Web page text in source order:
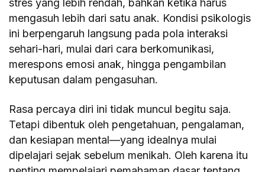
mengasuh lebih dari satu anak. Kondisi psikologis
ini berpengaruh langsung pada pola interaksi
sehari-hari, mulai dari cara berkomunikasi,
merespons emosi anak, hingga pengambilan
keputusan dalam pengasuhan.
Rasa percaya diri ini tidak muncul begitu saja.
Tetapi dibentuk oleh pengetahuan, pengalaman,
dan kesiapan mental—yang idealnya mulai
dipelajari sejak sebelum menikah. Oleh karena itu